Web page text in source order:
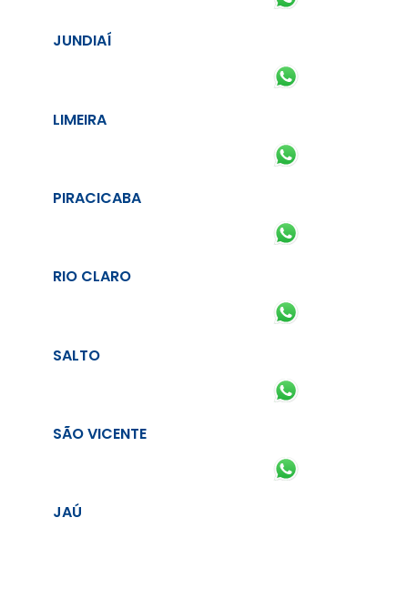
JUNDIAÍ
LIMEIRA
PIRACICABA
RIO CLARO
SALTO
SÃO VICENTE
JAÚ